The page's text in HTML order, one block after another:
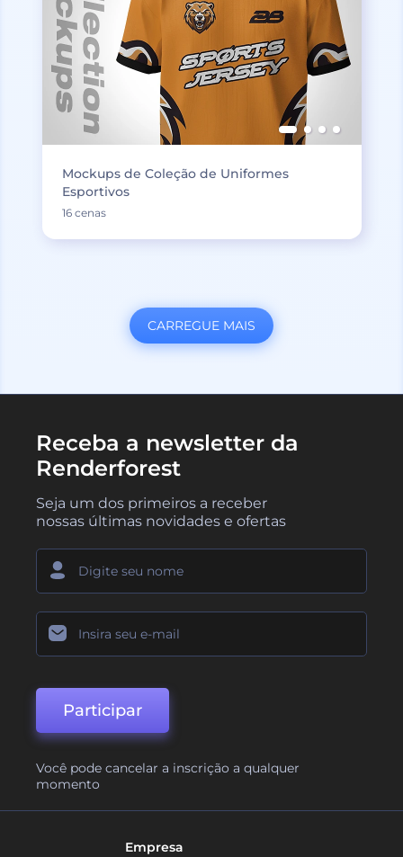
Mockups de Coleção de Uniformes
Esportivos
16 cenas
CARREGUE MAIS
Receba a newsletter da
Renderforest
Seja um dos primeiros a receber
nossas últimas novidades e ofertas
Participar
Você pode cancelar a inscrição a qualquer
momento
Empresa